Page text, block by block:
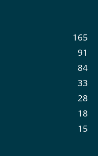
165
91
84
33
28
18
15